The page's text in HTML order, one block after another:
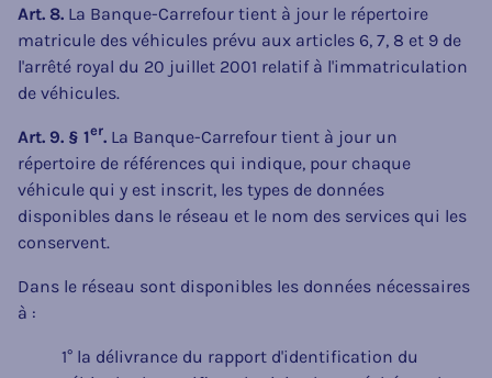
Art. 8. La Banque-Carrefour tient à jour le répertoire
matricule des véhicules prévu aux articles 6, 7, 8 et 9 de
l'arrêté royal du 20 juillet 2001 relatif à l'immatriculation
de véhicules.
Art. 9. § 1er. La Banque-Carrefour tient à jour un
répertoire de références qui indique, pour chaque
véhicule qui y est inscrit, les types de données
disponibles dans le réseau et le nom des services qui les
conservent.
Dans le réseau sont disponibles les données nécessaires
à :
1° la délivrance du rapport d'identification du